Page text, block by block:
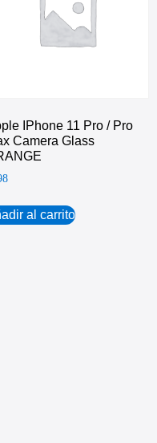
IPhone 11 Pro / Pro
Camera Glass
al carrito